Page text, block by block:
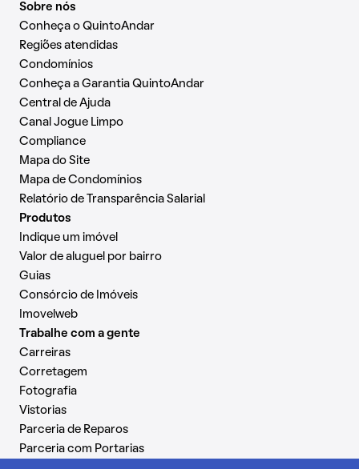
Sobre nós
Conheça o QuintoAndar
Regiões atendidas
Condomínios
Conheça a Garantia QuintoAndar
Central de Ajuda
Canal Jogue Limpo
Compliance
Mapa do Site
Mapa de Condomínios
Relatório de Transparência Salarial
Produtos
Indique um imóvel
Valor de aluguel por bairro
Guias
Consórcio de Imóveis
Imovelweb
Trabalhe com a gente
Carreiras
Corretagem
Fotografia
Vistorias
Parceria de Reparos
Parceria com Portarias